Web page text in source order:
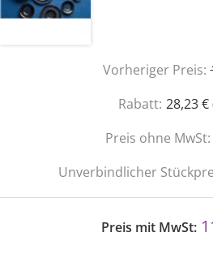
Vorheriger Preis:
Rabatt: 28,23 €
Preis ohne MwSt:
Unverbindlicher
Preis mit MwSt: